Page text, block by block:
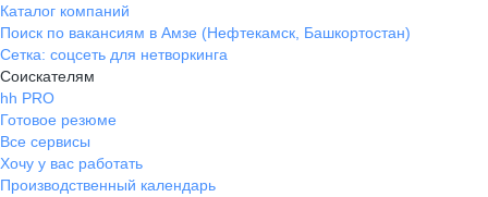
Каталог компаний
Поиск по вакансиям в Амзе (Нефтекамск, Башкортостан)
Сетка: соцсеть для нетворкинга
Соискателям
hh PRO
Готовое резюме
Все сервисы
Хочу у вас работать
Производственный календарь